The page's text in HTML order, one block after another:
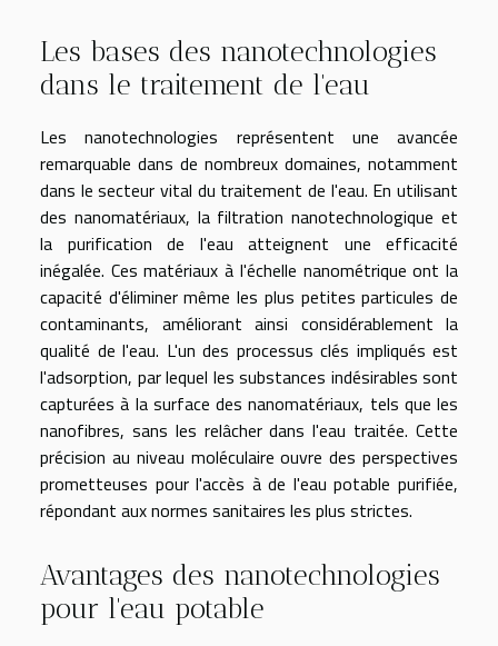
Les bases des nanotechnologies
dans le traitement de l'eau
Les nanotechnologies représentent une avancée
remarquable dans de nombreux domaines, notamment
dans le secteur vital du traitement de l'eau. En utilisant
des nanomatériaux, la filtration nanotechnologique et
la purification de l'eau atteignent une efficacité
inégalée. Ces matériaux à l'échelle nanométrique ont la
capacité d'éliminer même les plus petites particules de
contaminants, améliorant ainsi considérablement la
qualité de l'eau. L'un des processus clés impliqués est
l'adsorption, par lequel les substances indésirables sont
capturées à la surface des nanomatériaux, tels que les
nanofibres, sans les relâcher dans l'eau traitée. Cette
précision au niveau moléculaire ouvre des perspectives
prometteuses pour l'accès à de l'eau potable purifiée,
répondant aux normes sanitaires les plus strictes.
Avantages des nanotechnologies
pour l'eau potable